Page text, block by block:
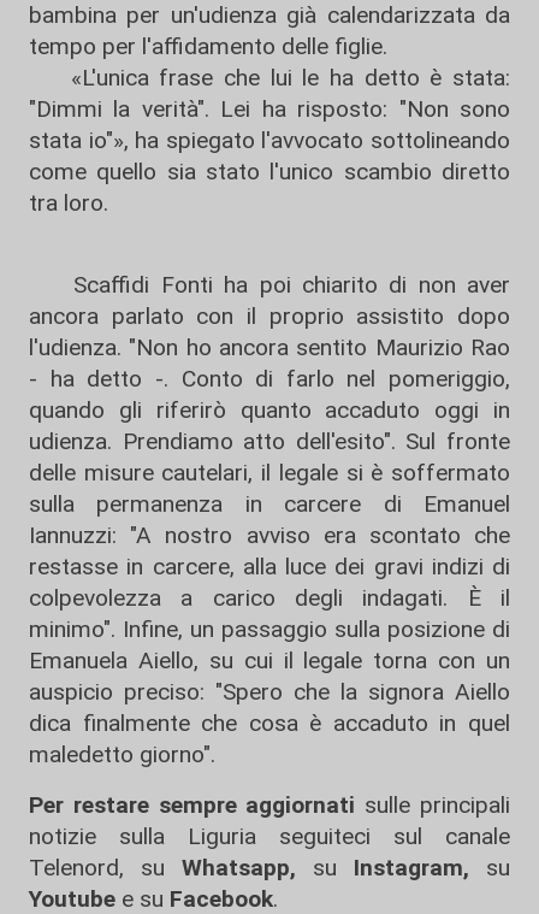
bambina per un'udienza già calendarizzata da
tempo per l'affidamento delle figlie.
«L'unica frase che lui le ha detto è stata:
"Dimmi la verità". Lei ha risposto: "Non sono
stata io"», ha spiegato l'avvocato sottolineando
come quello sia stato l'unico scambio diretto
tra loro.
Scaffidi Fonti ha poi chiarito di non aver
ancora parlato con il proprio assistito dopo
l'udienza. "Non ho ancora sentito Maurizio Rao
- ha detto -. Conto di farlo nel pomeriggio,
quando gli riferirò quanto accaduto oggi in
udienza. Prendiamo atto dell'esito". Sul fronte
delle misure cautelari, il legale si è soffermato
sulla permanenza in carcere di Emanuel
Iannuzzi: "A nostro avviso era scontato che
restasse in carcere, alla luce dei gravi indizi di
colpevolezza a carico degli indagati. È il
minimo". Infine, un passaggio sulla posizione di
Emanuela Aiello, su cui il legale torna con un
auspicio preciso: "Spero che la signora Aiello
dica finalmente che cosa è accaduto in quel
maledetto giorno".
Per restare sempre aggiornati sulle principali
notizie sulla Liguria seguiteci sul canale
Telenord, su
Whatsapp, su Instagram, su
Youtube e su Facebook.